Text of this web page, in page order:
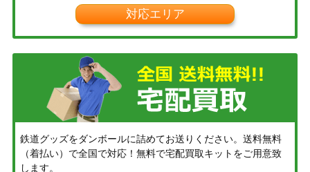
対応エリア
鉄道グッズをダンボールに詰めてお送りください。送料無料
（着払い）で全国で対応！無料で宅配買取キットをご用意致
します。